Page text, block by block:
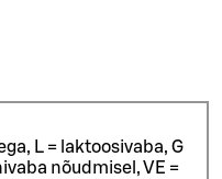
L = laktoosivaba, G
nõudmisel, VE =